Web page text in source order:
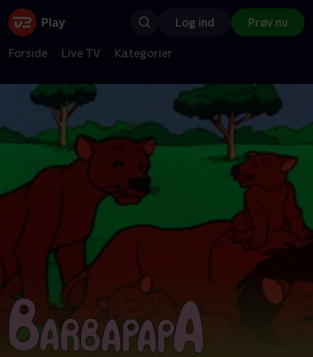
Log ind Prøv nu
Forside Live TV Kategorier